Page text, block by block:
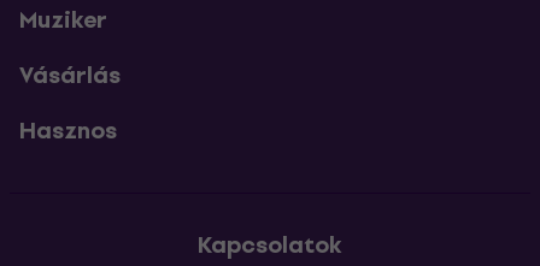
Muziker
Vásárlás
Hasznos
Kapcsolatok